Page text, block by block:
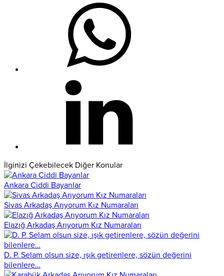
İlginizi Çekebilecek Diğer Konular
Ankara Ciddi Bayanlar
Sivas Arkadaş Arıyorum Kız Numaraları
Elazığ Arkadaş Arıyorum Kız Numaraları
D. P. Selam olsun size, ışık getirenlere, sözün değerini
bilenlere…